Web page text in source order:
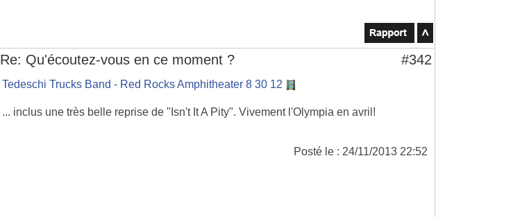
Re: Qu'écoutez-vous en ce moment ? #342
Tedeschi Trucks Band - Red Rocks Amphitheater 8 30 12
... inclus une très belle reprise de "Isn't It A Pity". Vivement l'Olympia en avril!
Posté le : 24/11/2013 22:52